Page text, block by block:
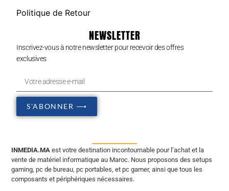
Politique de Retour
NEWSLETTER
Inscrivez-vous à notre newsletter pour recevoir des offres
exclusives
S'ABONNER ⟶
INMEDIA.MA est votre destination incontournable pour l’achat et la
vente de matériel informatique au Maroc. Nous proposons des setups
gaming, pc de bureau, pc portables, et pc gamer, ainsi que tous les
composants et périphériques nécessaires.